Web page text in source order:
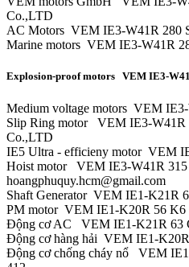
Co.,LTD
AC Motors VEM IE3-W41R 280
Marine motors VEM IE3-W41R
Explosion-proof motors VEM IE3-
Medium voltage motors VEM
Slip Ring motor VEM IE3-
Co.,LTD
IE5 Ultra - efficieny motor VEM
Hoist motor VEM IE3-W41R
hoangphuquy.hcm@gmail.com
Shaft Generator VEM IE1-K21R
PM motor VEM IE1-K20R 56 K6
Động cơ AC VEM IE1-K21R 63
Động cơ hàng hải VEM IE1-
Động cơ chống cháy nổ VEM